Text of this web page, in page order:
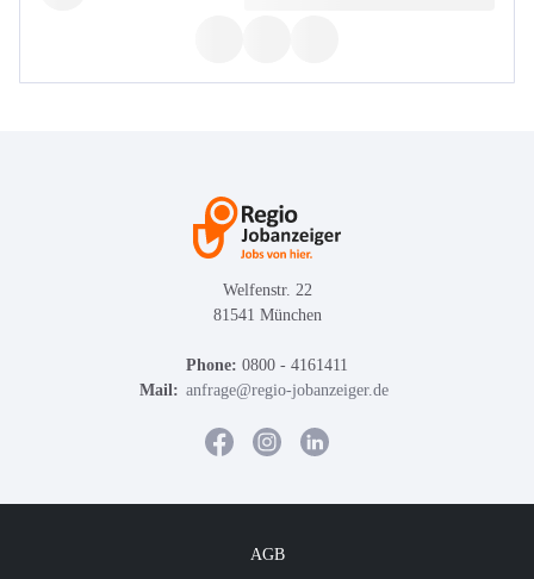
Welfenstr. 22
81541 München
Phone: 0800 - 4161411
Mail: anfrage@regio-jobanzeiger.de
AGB